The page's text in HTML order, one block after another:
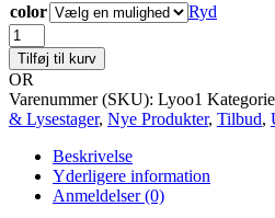
color
Ryd
Lys
til
batterier
i
Guld
og
Sølv
flere
farver
Tilføj til kurv
OR
Varenummer (SKU): Lyoo1
& Lysestager, Nye Produkter, Tilbud,
Beskrivelse
Yderligere information
Anmeldelser (0)